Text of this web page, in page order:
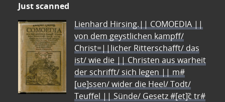
Just scanned
Lienhard Hirsing.|| COMOEDIA ||
von dem geystlichen kampff/
Christ=||licher Ritterschafft/ das
ist/ wie die || Christen aus warheit
der schrifft/ sich legen || m#
[ue]ssen/ wider die Heel/ Todt/
Teuffel || Sünde/ Gesetz #[et]c̃ tr#